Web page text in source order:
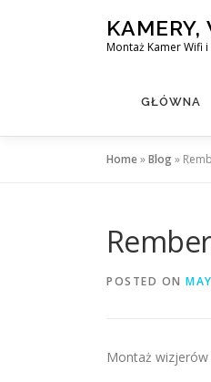
KAMERY,
Montaż Kamer Wifi
GŁÓWNA
Home»Blog»
POSTED ON
Montaż